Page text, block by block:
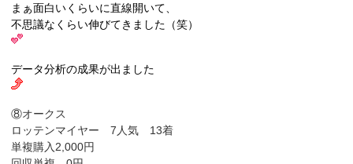
まぁ面白いくらいに直線開いて、
不思議なくらい伸びてきました（笑）
データ分析の成果が出ました
⑧オークス
ロッテンマイヤー 7人気 13着
単複購入2,000円